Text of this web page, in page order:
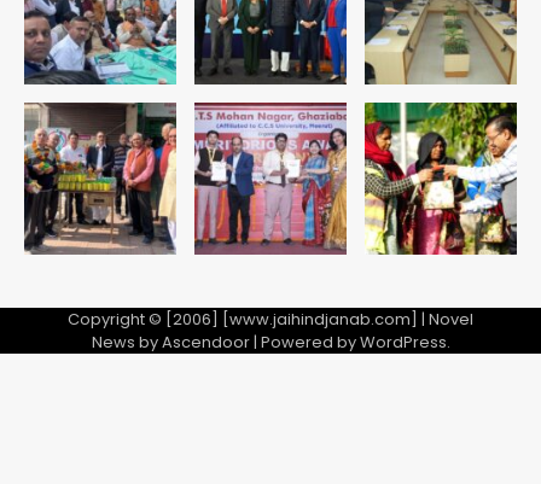
1
पुरा महादेव से बेटियों के स्वास्थ्य और सुरक्षा का
संदेश
Team JHJ
2
अब पहला स्थान हासिल करना लक्ष्य: डीएम
Team JHJ
फरार आरोपी
Team JHJ
Copyright © [2006] [www.jaihindjanab.com] | Novel
News byAscendoor| Powered byWordPress.